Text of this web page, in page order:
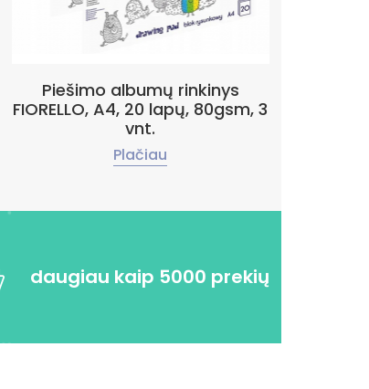
Piešimo albumų rinkinys
FIORELLO, A4, 20 lapų, 80gsm, 3
vnt.
Plačiau
daugiau kaip 5000 prekių